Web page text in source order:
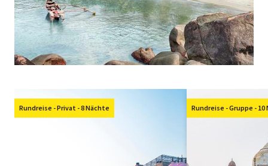
Rundreise - Privat - 8 Nächte Rundreise - Gruppe -